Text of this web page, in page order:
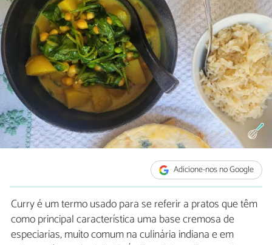
Adicione-nos no Google
Curry é um termo usado para se referir a pratos que têm
como principal característica uma base cremosa de
especiarias, muito comum na culinária indiana e em